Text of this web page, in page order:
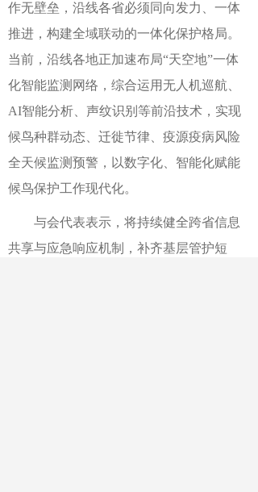
作无壁垒，沿线各省必须同向发力、一体
推进，构建全域联动的一体化保护格局。
当前，沿线各地正加速布局“天空地”一体
化智能监测网络，综合运用无人机巡航、
AI智能分析、声纹识别等前沿技术，实现
候鸟种群动态、迁徙节律、疫源疫病风险
全天候监测预警，以数字化、智能化赋能
候鸟保护工作现代化。
与会代表表示，将持续健全跨省信息
共享与应急响应机制，补齐基层管护短